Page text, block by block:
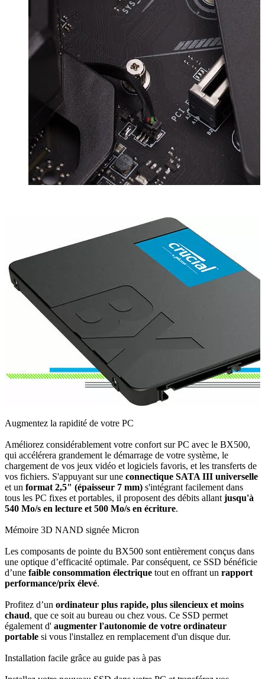
Augmentez la rapidité de votre PC
Améliorez considérablement votre confort sur PC avec le BX500,
qui accélérera grandement le démarrage de votre système, le
chargement de vos jeux vidéo et logiciels favoris, et les transferts de
vos fichiers. S'appuyant sur une connectique SATA III universelle
et un format 2,5" (épaisseur 7 mm) s'intégrant facilement dans
tous les PC fixes et portables, il proposent des débits allant jusqu'à
540 Mo/s en lecture et 500 Mo/s en écriture.
Mémoire 3D NAND signée Micron
Les composants de pointe du BX500 sont entièrement conçus dans
une optique d’efficacité optimale. Par conséquent, ce SSD bénéficie
d’une faible consommation électrique tout en offrant un rapport
performance/prix élevé.
Profitez d’un ordinateur plus rapide, plus silencieux et moins
chaud, que ce soit au bureau ou chez vous. Ce SSD permet
également d' augmenter l'autonomie de votre ordinateur
portable si vous l'installez en remplacement d'un disque dur.
Installation facile grâce au guide pas à pas